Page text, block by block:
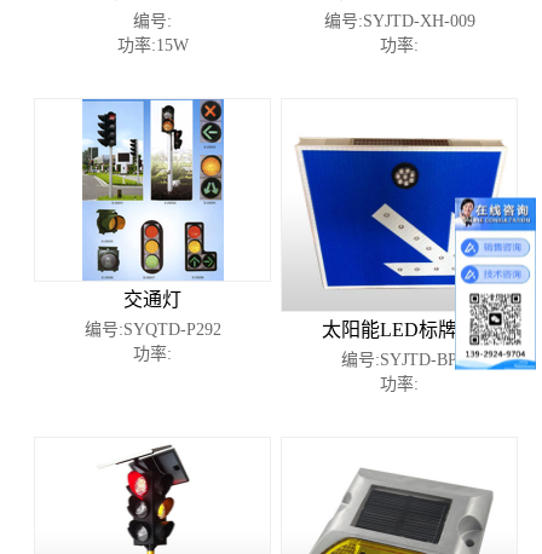
编号:
功率:15W
编号:SYJTD-XH-009
功率:
交通灯
编号:SYQTD-P292
功率:
太阳能LED标牌灯
编号:SYJTD-BP
功率: